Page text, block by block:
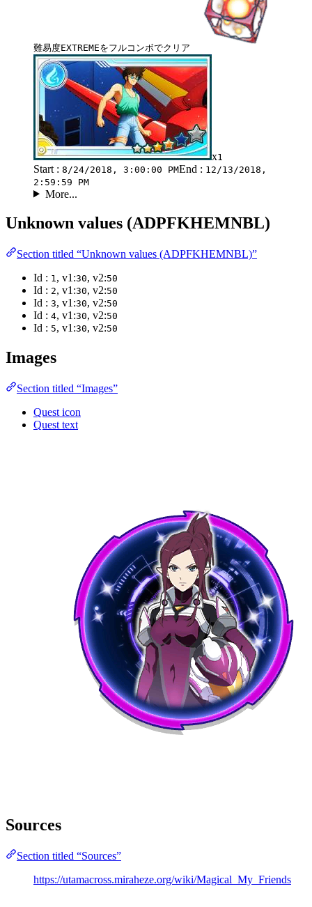
難易度EXTREMEをフルコンボでクリア
x1
Start : 8/24/2018, 3:00:00 PMEnd : 12/13/2018,
2:59:59 PM
More...
Unknown values (ADPFKHEMNBL)
Section titled “Unknown values (ADPFKHEMNBL)”
Id : 1, v1:30, v2:50
Id : 2, v1:30, v2:50
Id : 3, v1:30, v2:50
Id : 4, v1:30, v2:50
Id : 5, v1:30, v2:50
Images
Section titled “Images”
Quest icon
Quest text
Sources
Section titled “Sources”
https://utamacross.miraheze.org/wiki/Magical_My_Friends